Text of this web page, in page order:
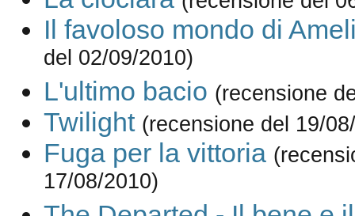
Il favoloso mondo di
del 02/09/2010)
L'ultimo bacio (recensione
Twilight (recensione del 19/
Fuga per la vittoria
17/08/2010)